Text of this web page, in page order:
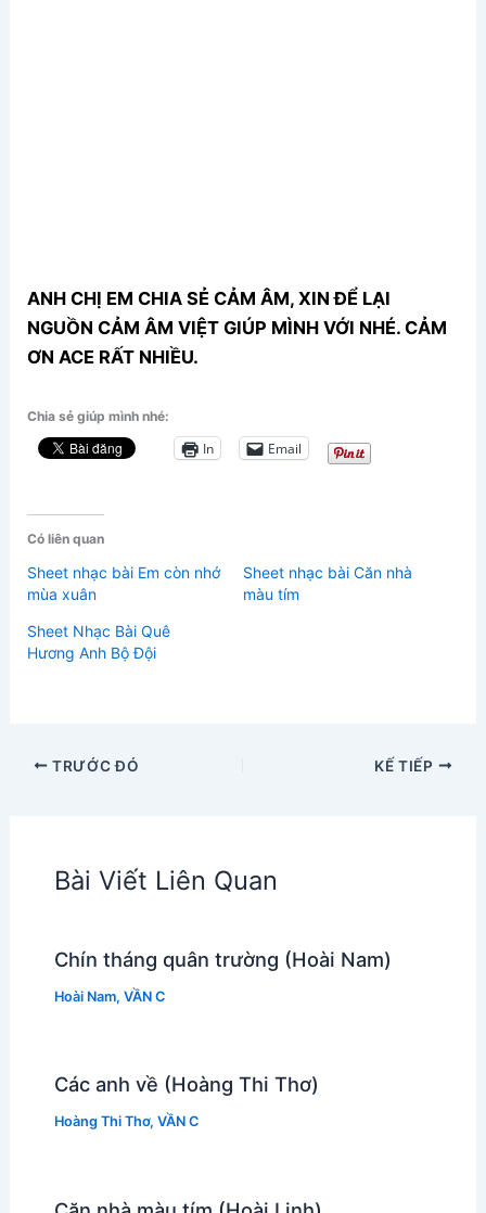
ANH CHỊ EM CHIA SẺ CẢM ÂM, XIN ĐỂ LẠI
NGUỒN CẢM ÂM VIỆT GIÚP MÌNH VỚI NHÉ. CẢM
ƠN ACE RẤT NHIỀU.
Chia sẻ giúp mình nhé:
In Email
Có liên quan
Sheet nhạc bài Em còn nhớ
mùa xuân
Sheet nhạc bài Căn nhà
màu tím
Sheet Nhạc Bài Quê
Hương Anh Bộ Đội
TRƯỚC ĐÓ KẾ TIẾP
Bài Viết Liên Quan
Chín tháng quân trường (Hoài Nam)
Hoài Nam, VẦN C
Các anh về (Hoàng Thi Thơ)
Hoàng Thi Thơ, VẦN C